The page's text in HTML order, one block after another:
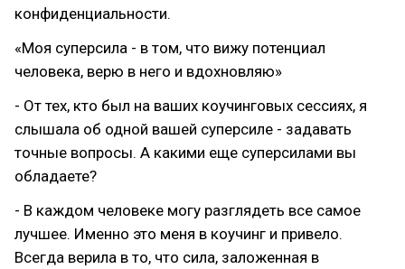
конфиденциальности.
«Моя суперсила - в том, что вижу потенциал
человека, верю в него и вдохновляю»
- От тех, кто был на ваших коучинговых сессиях, я
слышала об одной вашей суперсиле - задавать
точные вопросы. А какими еще суперсилами вы
обладаете?
- В каждом человеке могу разглядеть все самое
лучшее. Именно это меня в коучинг и привело.
Всегда верила в то, что сила, заложенная в